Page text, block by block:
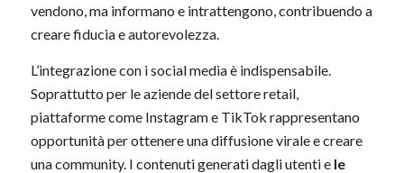
vendono, ma informano e intrattengono, contribuendo a
creare fiducia e autorevolezza.
L’integrazione con i social media è indispensabile.
Soprattutto per le aziende del settore retail,
piattaforme come Instagram e TikTok rappresentano
opportunità per ottenere una diffusione virale e creare
una community. I contenuti generati dagli utenti e le